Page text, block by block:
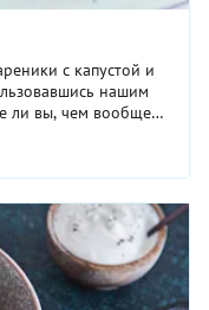
с капустой и
нашим
ли вы, чем вообще
что фарш для
обработку.
мясо, пропущенное
получается
вполне
мясо можно